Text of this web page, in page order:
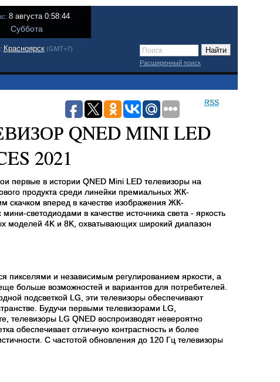
8 августа 0:58:44
Суббота
Красноярск(GMT+7)
Расширенный поиск
RSS
QNED MINI LED
2021
первые в истории QNED Mini LED телевизоры на
продукта среди линейки премиальных ЖК-
скачком вперед в качестве изображения ЖК-
мини-светодиодами в качестве источника света - яркость
моделей 4K и 8K , охватывающих широкий диапазон
пикселями и независимым регулированием яркости, а
больше возможностей и вариантов для потребителей.
подсветкой LG , эти телевизоры обеспечивают
Будучи первыми телевизорами LG
телевизоры LG QNED воспроизводят невероятно
обеспечивает отличную контрастность и более
С частотой обновления до 120 Гц телевизоры